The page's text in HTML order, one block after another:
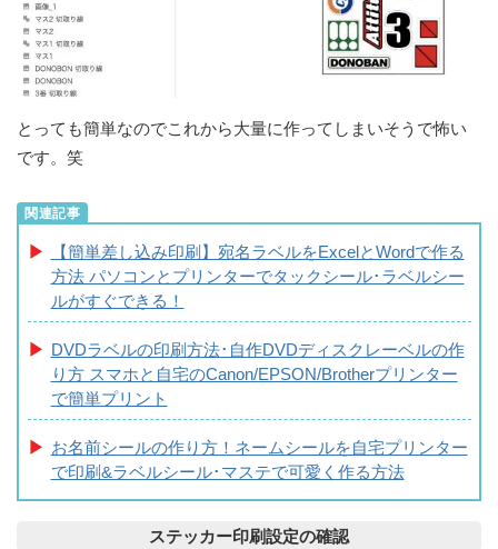
とっても簡単なのでこれから大量に作ってしまいそうで怖い
です。笑
【簡単差し込み印刷】宛名ラベルをExcelとWordで作る
方法 パソコンとプリンターでタックシール･ラベルシー
ルがすぐできる！
DVDラベルの印刷方法･自作DVDディスクレーベルの作
り方 スマホと自宅のCanon/EPSON/Brotherプリンター
で簡単プリント
お名前シールの作り方！ネームシールを自宅プリンター
で印刷&ラベルシール･マステで可愛く作る方法
ステッカー印刷設定の確認